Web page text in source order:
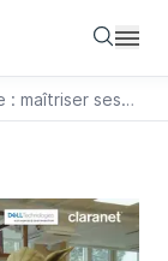
IA souveraine : maîtriser ses données et accélérer ses projets avec Claranet